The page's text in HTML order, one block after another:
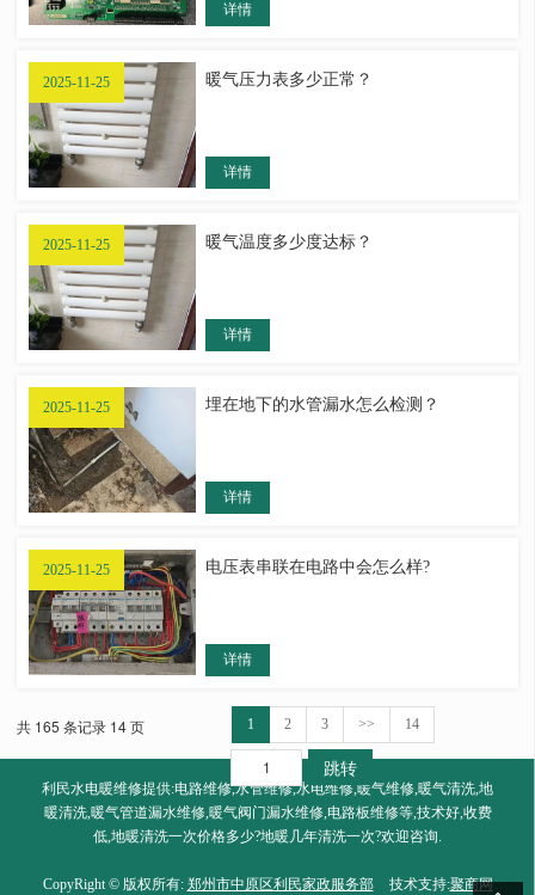
详情
2025-11-25 暖气压力表多少正常？
详情
2025-11-25 暖气温度多少度达标？
详情
2025-11-25 埋在地下的水管漏水怎么检测？
详情
2025-11-25 电压表串联在电路中会怎么样?
详情
共 165 条记录 14 页 1 2 3 >> 14
跳转
利民水电暖维修提供:电路维修,水管维修,水电维修,暖气维修,暖气清洗,地
暖清洗,暖气管道漏水维修,暖气阀门漏水维修,电路板维修等,技术好,收费
低,地暖清洗一次价格多少?地暖几年清洗一次?欢迎咨询.
CopyRight © 版权所有: 郑州市中原区利民家政服务部 技术支持:聚商网